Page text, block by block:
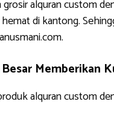
alquran custom
di kantong.
Memberikan
alquran custom